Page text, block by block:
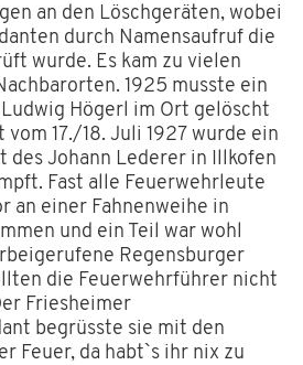
an den Löschgeräten, wobei
durch Namensaufruf die
wurde. Es kam zu vielen
1925 musste ein
Högerl im Ort gelöscht
17./18. Juli 1927 wurde ein
des Johann Lederer in Illkofen
Fast alle Feuerwehrleute
an einer Fahnenweihe in
und ein Teil war wohl
Regensburger
die Feuerwehrführer nicht
Friesheimer
begrüsste sie mit den
Feuer, da habt`s ihr nix zu